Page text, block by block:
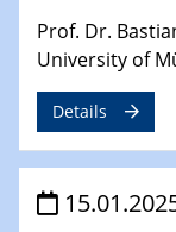
Sfb-trr247-all
18.03.2025 -
Elektrolyse/
EIC
Prof. Dr.
University of
Details